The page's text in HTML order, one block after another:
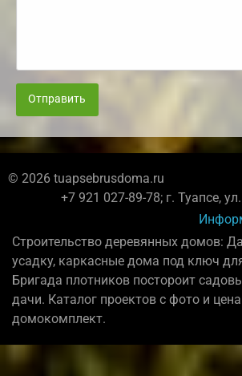
Отправить
© 2026 tuapsebrusdoma.ru
+7 921 027-89-78; г. Туапсе,
Строительство деревянных домов:
усадку, каркасные дома под ключ
Бригада плотников постороит
дачи. Каталог проектов с фото и
домокомплект.